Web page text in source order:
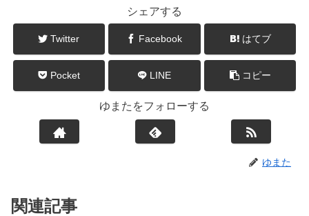
シェアする
Twitter Facebook はてブ
Pocket LINE コピー
ゆまたをフォローする
ゆまた
関連記事